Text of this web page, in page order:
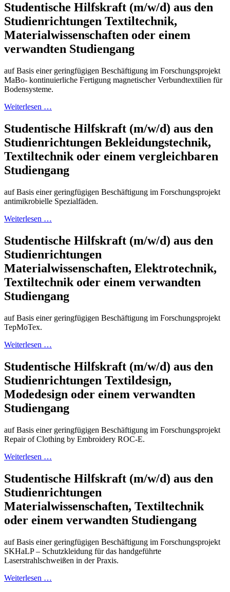
Studentische Hilfskraft (m/w/d) aus den
Studienrichtungen Textiltechnik,
Materialwissenschaften oder einem
verwandten Studiengang
auf Basis einer geringfügigen Beschäftigung im Forschungsprojekt
MaBo- kontinuierliche Fertigung magnetischer Verbundtextilien für
Bodensysteme.
Weiterlesen …
Studentische Hilfskraft (m/w/d) aus den
Studienrichtungen Bekleidungstechnik,
Textiltechnik oder einem vergleichbaren
Studiengang
auf Basis einer geringfügigen Beschäftigung im Forschungsprojekt
antimikrobielle Spezialfäden.
Weiterlesen …
Studentische Hilfskraft (m/w/d) aus den
Studienrichtungen
Materialwissenschaften, Elektrotechnik,
Textiltechnik oder einem verwandten
Studiengang
auf Basis einer geringfügigen Beschäftigung im Forschungsprojekt
TepMoTex.
Weiterlesen …
Studentische Hilfskraft (m/w/d) aus den
Studienrichtungen Textildesign,
Modedesign oder einem verwandten
Studiengang
auf Basis einer geringfügigen Beschäftigung im Forschungsprojekt
Repair of Clothing by Embroidery ROC-E.
Weiterlesen …
Studentische Hilfskraft (m/w/d) aus den
Studienrichtungen
Materialwissenschaften, Textiltechnik
oder einem verwandten Studiengang
auf Basis einer geringfügigen Beschäftigung im Forschungsprojekt
SKHaLP – Schutzkleidung für das handgeführte
Laserstrahlschweißen in der Praxis.
Weiterlesen …